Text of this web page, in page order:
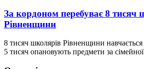
За кордоном перебуває 8 тисяч
Рівненщини
8 тисяч школярів Рівненщини
5 тисяч опановують предмети за